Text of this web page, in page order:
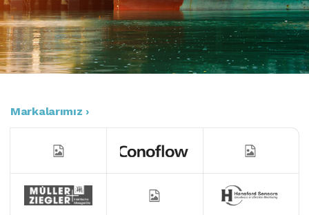
Markalarımız ›